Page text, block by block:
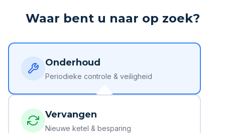
Waar bent u naar op zoek?
Onderhoud
Periodieke controle & veiligheid
Vervangen
Nieuwe ketel & besparing